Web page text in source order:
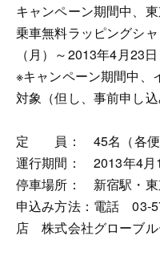
キャンペーン期間中、
乗車無料ラッピングシ
（月）～2013年4月23
※キャンペーン期間中、
対象（但し、事前申し込
定 員： 45名（各便
運行期間： 2013年4月
停車場所： 新宿駅・
申込み方法：電話 03-
店 株式会社グローブル